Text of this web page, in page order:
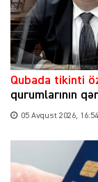
Qubada tikinti
qurumlarının
05 Avqust 2026, 16:54